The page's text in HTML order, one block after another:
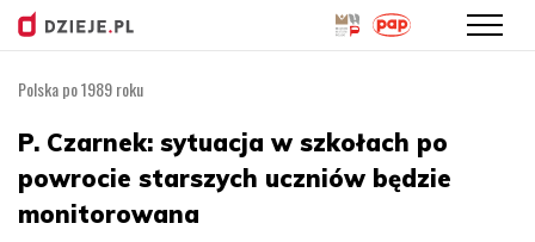
treści
Polska po 1989 roku
P. Czarnek: sytuacja w szkołach po
powrocie starszych uczniów będzie
monitorowana